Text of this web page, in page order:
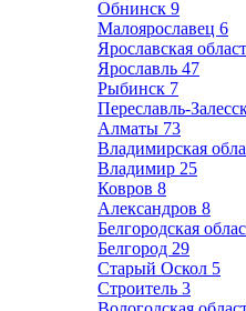
Обнинск 9
Малоярославец 6
Ярославская
Ярославль 47
Рыбинск 7
Переславль-
Алматы 73
Владимирская
Владимир 25
Ковров 8
Александров 8
Белгородская
Белгород 29
Старый Оскол 5
Строитель 3